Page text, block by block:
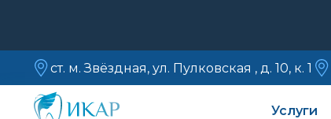
ст. м. Звёздная, ул. Пулковская , д. 10, к. 1
Услуги